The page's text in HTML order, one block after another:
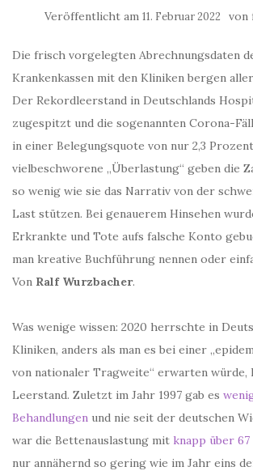
Veröffentlicht am 11. Februar 2022 von
Die frisch vorgelegten Abrechnungsdaten
Krankenkassen mit den Kliniken bergen
Der Rekordleerstand in Deutschlands
zugespitzt und die sogenannten Corona-
in einer Belegungsquote von nur 2,3
vielbeschworene „Überlastung“ geben die
so wenig wie sie das Narrativ von der
Last stützen. Bei genauerem Hinsehen
Erkrankte und Tote aufs falsche Konto
man kreative Buchführung nennen oder
Von Ralf Wurzbacher.
Was wenige wissen: 2020 herrschte in
Kliniken, anders als man es bei einer
von nationaler Tragweite“ erwarten
Leerstand. Zuletzt im Jahr 1997 gab es
Behandlungen und nie seit der deutschen
war die Bettenauslastung mit knapp über
nur annähernd so gering wie im Jahr eins